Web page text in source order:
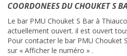
COORDONEES DU CHOUKET S
Le bar PMU Chouket S Bar à
actuellement ouvert. il est ouvert
Pour contacter le bar PMU Chouket
sur « Afficher le numéro » .